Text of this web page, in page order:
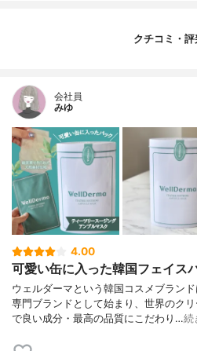
リル-10ラウ
内容量
香り
製造国
韓国
内容量のバリエーション
なし
クチコミ・
会社員
みゆ
4.00
可愛い缶に入った韓国フェイス
ウェルダーマという韓国コスメブラン
専門ブランドとして始まり、世界のク
で良い成分・最高の品質にこだわり…続